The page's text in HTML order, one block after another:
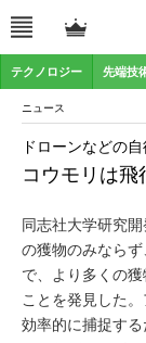
テクノロジー 先端技
ニュース
コウモリは飛
ドローンなどの
同志社大学研究
の獲物のみなら
で、より多くの
ことを発見した
効率的に捕捉す